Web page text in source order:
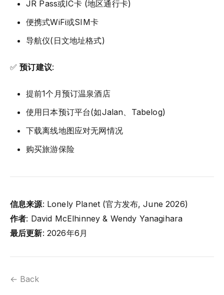
JR Pass或IC卡 (地区通行卡)
便携式WiFi或SIM卡
导航仪(日文地址格式)
✅预订建议:
提前1个月预订温泉酒店
使用日本预订平台(如Jalan、Tabelog)
下载离线地图应对无网情况
购买旅游保险
信息来源: Lonely Planet (官方发布, June 2026)
作者: David McElhinney & Wendy Yanagihara
最后更新: 2026年6月
← Back